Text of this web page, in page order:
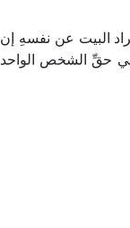
البيت عن نفسهِ إن
حقِّ الشخص الواحد